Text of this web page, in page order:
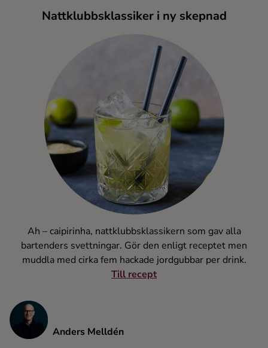
Nattklubbsklassiker i ny skepnad
Ah – caipirinha, nattklubbsklassikern som gav alla
bartenders svettningar. Gör den enligt receptet men
muddla med cirka fem hackade jordgubbar per drink.
Till recept
Anders Melldén